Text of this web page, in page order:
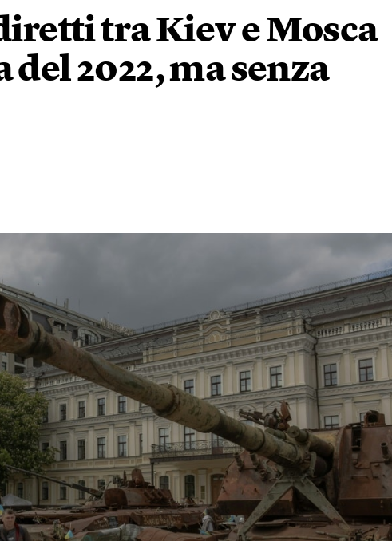
tra Kiev e Mosca
2022, ma senza